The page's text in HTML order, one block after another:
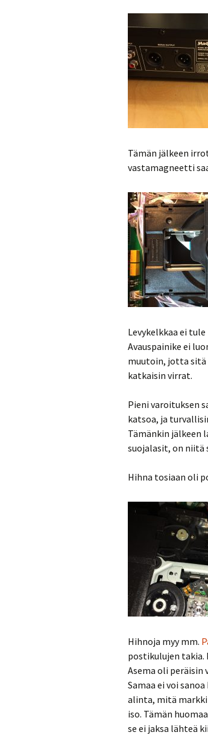
Tämän jälkeen
vastamagneetti
Levykelkkaa ei
Avauspainike ei
muutoin, jotta sitä
katkaisin virrat.
Pieni varoituksen
katsoa, ja
Tämänkin jälkeen
suojalasit, on niitä
Hihna tosiaan oli
Hihnoja myy mm.
postikulujen takia.
Asema oli peräisin
Samaa ei voi
alinta, mitä
iso. Tämän
se ei jaksa lähteä